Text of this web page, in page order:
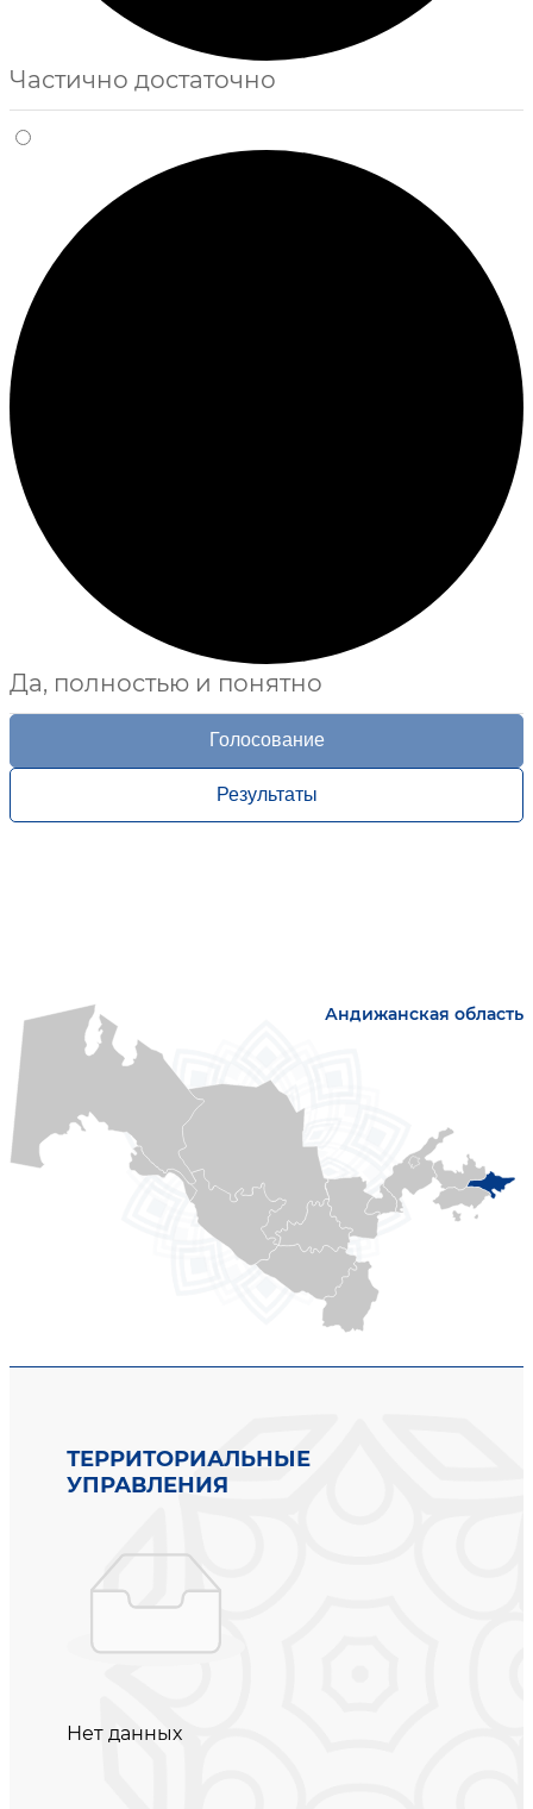
Частично достаточно
Да, полностью и понятно
Голосование
Результаты
Андижанская область
ТЕРРИТОРИАЛЬНЫЕ
УПРАВЛЕНИЯ
Нет данных